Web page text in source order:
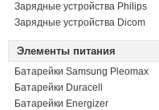
Зарядные устройства Philips
Зарядные устройства Dicom
Элементы питания
Батарейки Samsung Pleomax
Батарейки Duracell
Батарейки Energizer